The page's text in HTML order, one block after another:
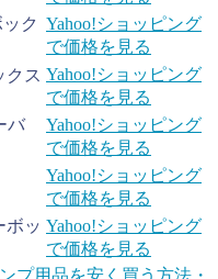
ク Yahoo!ショッピング
で価格を見る
クス Yahoo!ショッピング
で価格を見る
バ
Yahoo!ショッピング
で価格を見る
Yahoo!ショッピング
で価格を見る
ボッ Yahoo!ショッピング
で価格を見る